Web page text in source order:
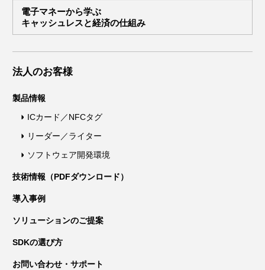
電子マネーから学ぶ
キャッシュレスと経済の仕組み
法人のお客様
製品情報
ICカード／NFCタグ
リーダー／ライター
ソフトウェア開発環境
技術情報（PDFダウンロード）
導入事例
ソリューションのご提案
SDKの選び方
お問い合わせ・サポート